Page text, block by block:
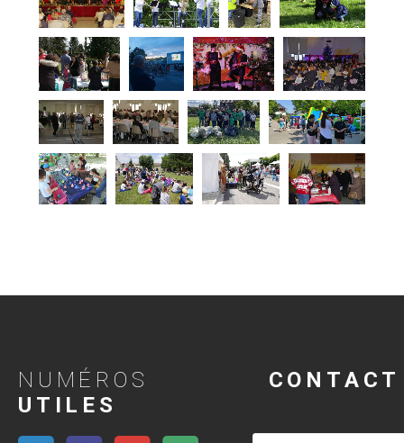
NUMÉROS
UTILES
CONTACT